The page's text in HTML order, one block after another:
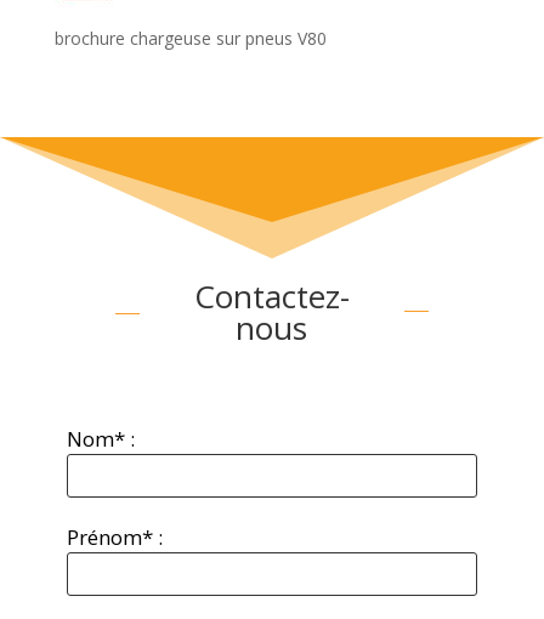
brochure chargeuse sur pneus V80
Contactez-
nous
Nom* :
Prénom* :